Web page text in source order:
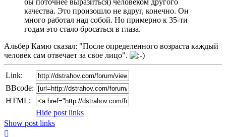
качества. Это произошло не вдруг, конечно. Он
много работал над собой. Но примерно к 35-ти
годам это стало бросаться в глаза.
Альбер Камю сказал: "После определенного возраста каждый
человек сам отвечает за свое лицо".
Link:
BBcode:
HTML:
Hide post links
Show post links